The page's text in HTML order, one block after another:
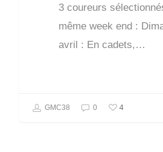
3 coureurs
même week end :
avril : En cadets,…
GMC38 0 4